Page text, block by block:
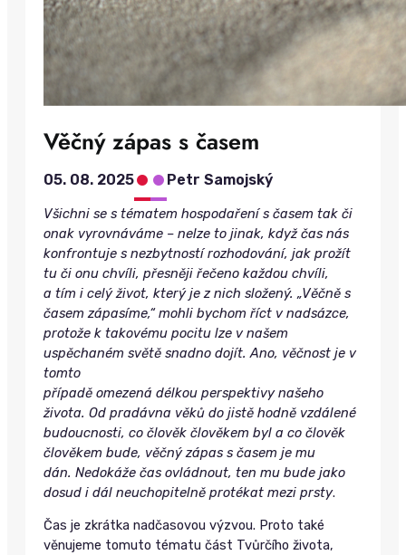
Věčný zápas s časem
05. 08. 2025•• Petr Samojský
Všichni se s tématem hospodaření s časem tak či
onak vyrovnáváme – nelze to jinak, když čas nás
konfrontuje s nezbytností rozhodování, jak prožít
tu či onu chvíli, přesněji řečeno každou chvíli,
a tím i celý život, který je z nich složený. „Věčně s
časem zápasíme,“ mohli bychom říct v nadsázce,
protože k takovému pocitu lze v našem
uspěchaném světě snadno dojít. Ano, věčnost je v
tomto
případě omezená délkou perspektivy našeho
života. Od pradávna věků do jistě hodně vzdálené
budoucnosti, co člověk člověkem byl a co člověk
člověkem bude, věčný zápas s časem je mu
dán. Nedokáže čas ovládnout, ten mu bude jako
dosud i dál neuchopitelně protékat mezi prsty.
Čas je zkrátka nadčasovou výzvou. Proto také
věnujeme tomuto tématu část Tvůrčího života,